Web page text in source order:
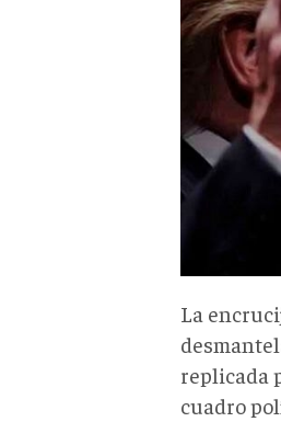
La
replicada
cuadro